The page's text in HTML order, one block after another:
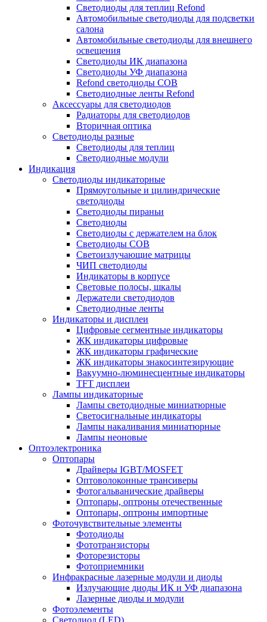
Светодиоды для теплиц Refond
Автомобильные светодиоды для подсветки
салона
Автомобильные светодиоды для внешнего
освещения
Светодиоды ИК диапазона
Светодиоды УФ диапазона
Refond светодиоды COB
Светодиодные ленты Refond
Аксессуары для светодиодов
Радиаторы для светодиодов
Вторичная оптика
Светодиоды разные
Светодиоды для теплиц
Светодиодные модули
Индикация
Светодиоды индикаторные
Прямоугольные и цилиндрические
светодиоды
Светодиоды пираньи
Светодиоды
Светодиоды с держателем на блок
Светодиоды COB
Светоизлучающие матрицы
ЧИП светодиоды
Индикаторы в корпусе
Световые полосы, шкалы
Держатели светодиодов
Светодиодные ленты
Индикаторы и дисплеи
Цифровые сегментные индикаторы
ЖК индикаторы цифровые
ЖК индикаторы графические
ЖК индикаторы знакосинтезирующие
Вакуумно-люминесцентные индикаторы
TFT дисплеи
Лампы индикаторные
Лампы светодиодные миниатюрные
Светосигнальные индикаторы
Лампы накаливания миниатюрные
Лампы неоновые
Оптоэлектроника
Оптопары
Драйверы IGBT/MOSFET
Оптоволоконные трансиверы
Фотогальванические драйверы
Оптопары, оптроны отечественные
Оптопары, оптроны импортные
Фоточувствительные элементы
Фотодиоды
Фототранзисторы
Фоторезисторы
Фотоприемники
Инфракрасные лазерные модули и диоды
Излучающие диоды ИК и УФ диапазона
Лазерные диоды и модули
Фотоэлементы
Светодиод (LED)